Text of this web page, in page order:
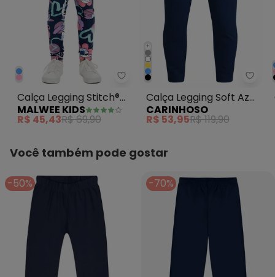
Malwee Kids - Calça Legging
Calça Legging Stitch®
em Cotton Azul
Marinho
MALWEE KIDS
R$ 45,43R$ 69,90
+
Calça Legging Soft Azul
Marinho
CARINHOSO
R$ 53,95R$ 119,90
Você também pode gostar
-50% -70%